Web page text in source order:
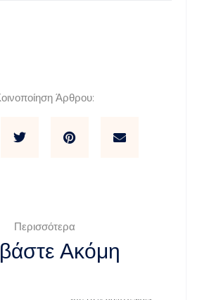
Άρθρου:
Περισσότερα
Ακόμη